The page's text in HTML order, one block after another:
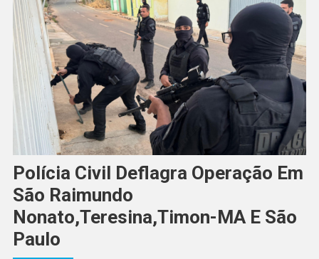
Polícia Civil Deflagra Operação Em
São Raimundo
Nonato,Teresina,Timon-MA E São
Paulo